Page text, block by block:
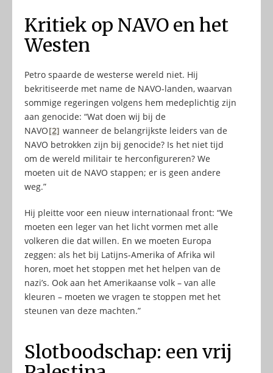
Kritiek op NAVO en het
Westen
Petro spaarde de westerse wereld niet. Hij
bekritiseerde met name de NAVO-landen, waarvan
sommige regeringen volgens hem medeplichtig zijn
aan genocide: “Wat doen wij bij de
NAVO[2] wanneer de belangrijkste leiders van de
NAVO betrokken zijn bij genocide? Is het niet tijd
om de wereld militair te herconfigureren? We
moeten uit de NAVO stappen; er is geen andere
weg.”
Hij pleitte voor een nieuw internationaal front: “We
moeten een leger van het licht vormen met alle
volkeren die dat willen. En we moeten Europa
zeggen: als het bij Latijns-Amerika of Afrika wil
horen, moet het stoppen met het helpen van de
nazi’s. Ook aan het Amerikaanse volk – van alle
kleuren – moeten we vragen te stoppen met het
steunen van deze machten.”
Slotboodschap: een vrij